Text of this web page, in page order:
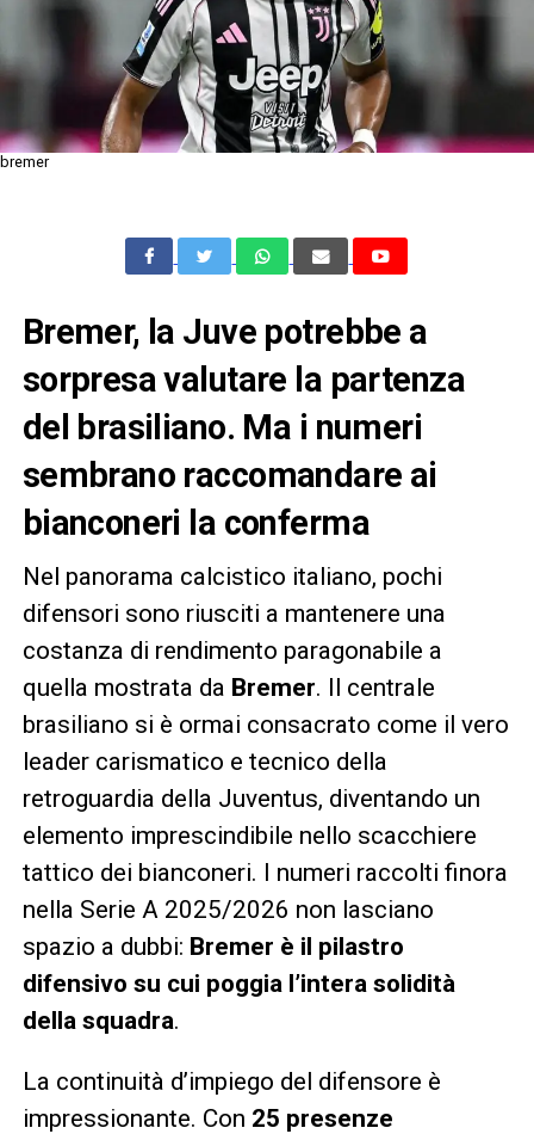
bremer
Bremer, la Juve potrebbe a
sorpresa valutare la partenza
del brasiliano. Ma i numeri
sembrano raccomandare ai
bianconeri la conferma
Nel panorama calcistico italiano, pochi
difensori sono riusciti a mantenere una
costanza di rendimento paragonabile a
quella mostrata da Bremer. Il centrale
brasiliano si è ormai consacrato come il vero
leader carismatico e tecnico della
retroguardia della Juventus, diventando un
elemento imprescindibile nello scacchiere
tattico dei bianconeri. I numeri raccolti finora
nella Serie A 2025/2026 non lasciano
spazio a dubbi: Bremer è il pilastro
difensivo su cui poggia l’intera solidità
della squadra.
La continuità d’impiego del difensore è
impressionante. Con 25 presenze